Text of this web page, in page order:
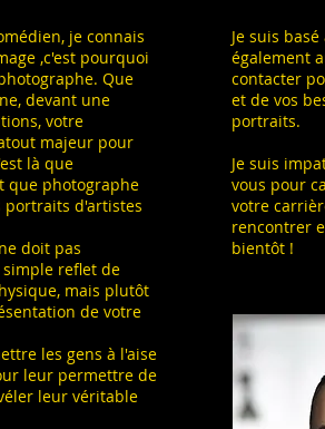
je connais
,c'est pourquoi
Que
devant une
votre
majeur pour
là que
que photographe
portraits d'artistes
doit pas
reflet de
mais plutôt
de votre
les gens à l'aise
leur permettre de
leur véritable
Je suis
également
contacter
et de vos
portraits.
Je suis
vous pour
votre
rencontrer
bientôt !